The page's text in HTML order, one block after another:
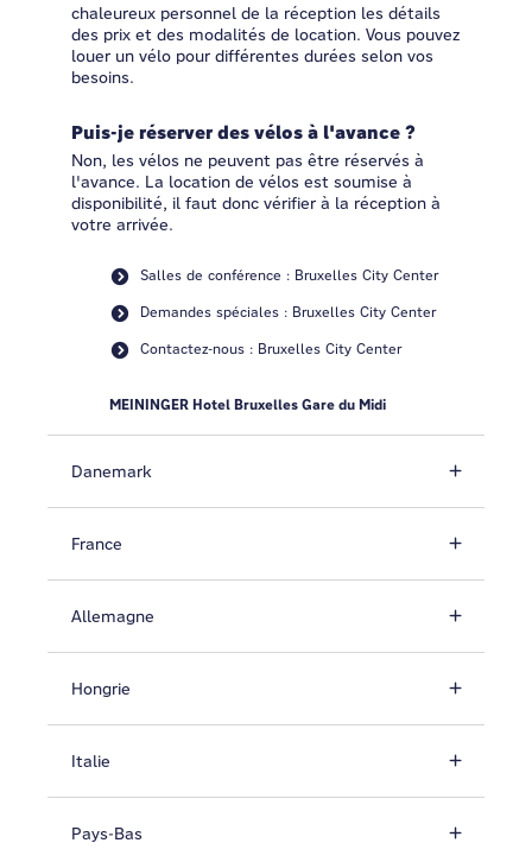
chaleureux personnel de la réception les détails
des prix et des modalités de location. Vous pouvez
louer un vélo pour différentes durées selon vos
besoins.
Puis-je réserver des vélos à l'avance ?
Non, les vélos ne peuvent pas être réservés à
l'avance. La location de vélos est soumise à
disponibilité, il faut donc vérifier à la réception à
votre arrivée.
Salles de conférence : Bruxelles City Center
Demandes spéciales : Bruxelles City Center
Contactez-nous : Bruxelles City Center
MEININGER Hotel Bruxelles Gare du Midi
Danemark
France
Allemagne
Hongrie
Italie
Pays-Bas